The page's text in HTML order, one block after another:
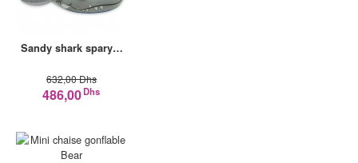
Sandy shark spary…
632,00 Dhs
486,00Dhs